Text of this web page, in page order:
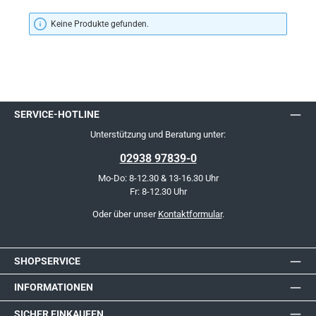
Keine Produkte gefunden.
SERVICE-HOTLINE
Unterstützung und Beratung unter:
02938 97839-0
Mo-Do: 8-12.30 & 13-16.30 Uhr
Fr: 8-12.30 Uhr
Oder über unser Kontaktformular.
SHOPSERVICE
INFORMATIONEN